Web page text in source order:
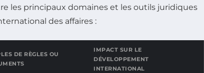
les principaux domaines et les outils juridiques
des affaires :
DE RÈGLES OU
IMPACT SUR LE
DÉVELOPPEMENT
INTERNATIONAL